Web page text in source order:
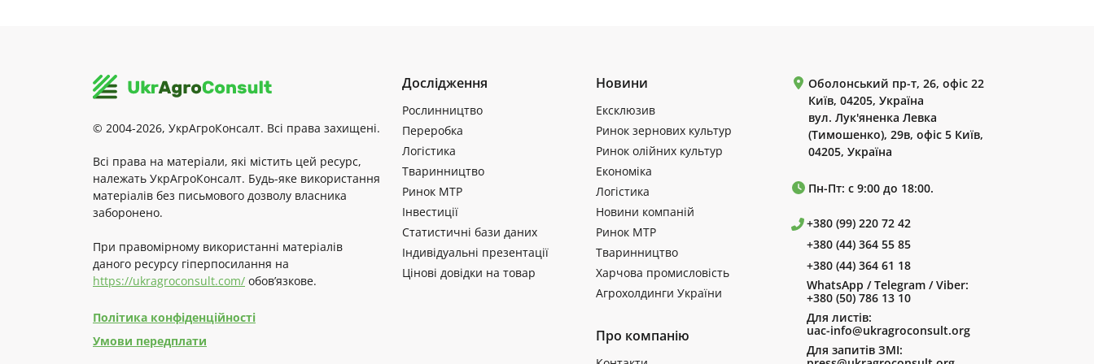
© 2004-2026, УкрАгроКонсалт. Всі права захищені.
Всі права на матеріали, які містить цей ресурс,
належать УкрАгроКонсалт. Будь-яке використання
матеріалів без письмового дозволу власника
заборонено.
При правомірному використанні матеріалів
даного ресурсу гіперпосилання на
https://ukragroconsult.com/ обов’язкове.
Політика конфіденційності
Умови передплати
Дослідження
Рослинництво
Переробка
Логістика
Тваринництво
Ринок МТР
Інвестиції
Статистичні бази даних
Індивідуальні презентації
Цінові довідки на товар
Новини
Ексклюзив
Ринок зернових культур
Ринок олійних культур
Економіка
Логістика
Новини компаній
Ринок МТР
Тваринництво
Харчова промисловість
Агрохолдинги України
Про компанію
Оболонський пр-т, 26, офіс 22
Київ, 04205, Україна
вул. Лук'яненка Левка
(Тимошенко), 29в, офіс 5 Київ,
04205, Україна
Пн-Пт: с 9:00 до 18:00.
+380 (99) 220 72 42
+380 (44) 364 55 85
+380 (44) 364 61 18
WhatsApp / Telegram / Viber:
+380 (50) 786 13 10
Для листів:
uac-info@ukragroconsult.org
Для запитів ЗМІ: